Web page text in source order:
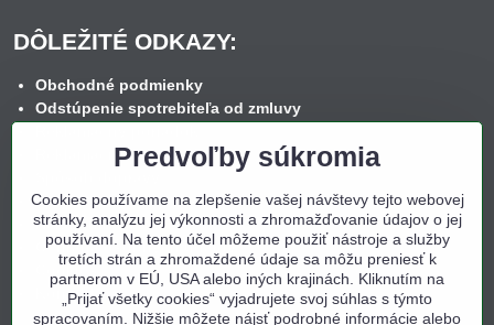
DÔLEŽITÉ ODKAZY:
Obchodné podmienky
Odstúpenie spotrebiteľa od zmluvy
Reklamačný formulár
Spôsob platby
Nákup na splátky
Ochrana osobných údajov
Cookies
Kontakt
Predvoľby súkromia
Cookies používame na zlepšenie vašej návštevy tejto webovej
stránky, analýzu jej výkonnosti a zhromažďovanie údajov o jej
používaní. Na tento účel môžeme použiť nástroje a služby
tretích strán a zhromaždené údaje sa môžu preniesť k
partnerom v EÚ, USA alebo iných krajinách. Kliknutím na
„Prijať všetky cookies“ vyjadrujete svoj súhlas s týmto
spracovaním. Nižšie môžete nájsť podrobné informácie alebo